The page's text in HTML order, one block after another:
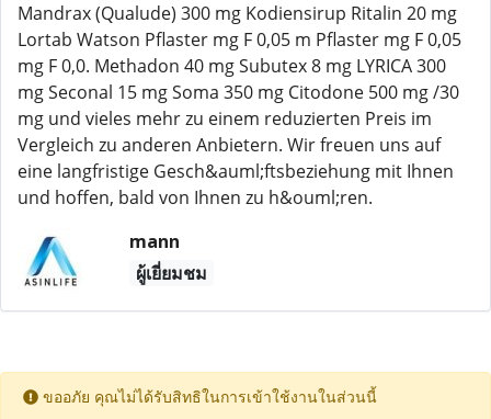
Mandrax (Qualude) 300 mg Kodiensirup Ritalin 20 mg
Lortab Watson Pflaster mg F 0,05 m Pflaster mg F 0,05
mg F 0,0. Methadon 40 mg Subutex 8 mg LYRICA 300
mg Seconal 15 mg Soma 350 mg Citodone 500 mg /30
mg und vieles mehr zu einem reduzierten Preis im
Vergleich zu anderen Anbietern. Wir freuen uns auf
eine langfristige Gesch&auml;ftsbeziehung mit Ihnen
und hoffen, bald von Ihnen zu h&ouml;ren.
mann
ผู้เยี่ยมชม
ขออภัย คุณไม่ได้รับสิทธิในการเข้าใช้งานในส่วนนี้